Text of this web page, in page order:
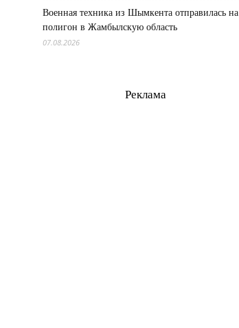
Военная техника из Шымкента отправилась на
полигон в Жамбылскую область
07.08.2026
Реклама